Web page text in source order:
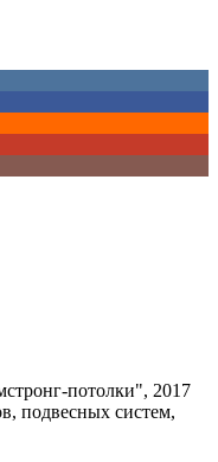
потолки", 2017
подвесных систем,